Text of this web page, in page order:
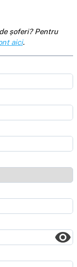
șoferi? Pentru
aici.